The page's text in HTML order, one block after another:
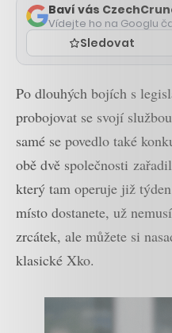
Baví vás
Vídejte ho na Googlu
Sledovat
Po dlouhých bojích s
probojovat se svojí
samé se povedlo také
obě dvě společnosti
který tam operuje již
místo dostanete, už
zrcátek, ale můžete si
klasické Xko.